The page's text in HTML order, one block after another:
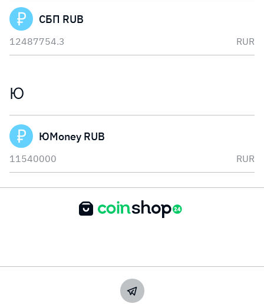
СБП RUB
12487754.3 RUR
Ю
ЮMoney RUB
11540000 RUR